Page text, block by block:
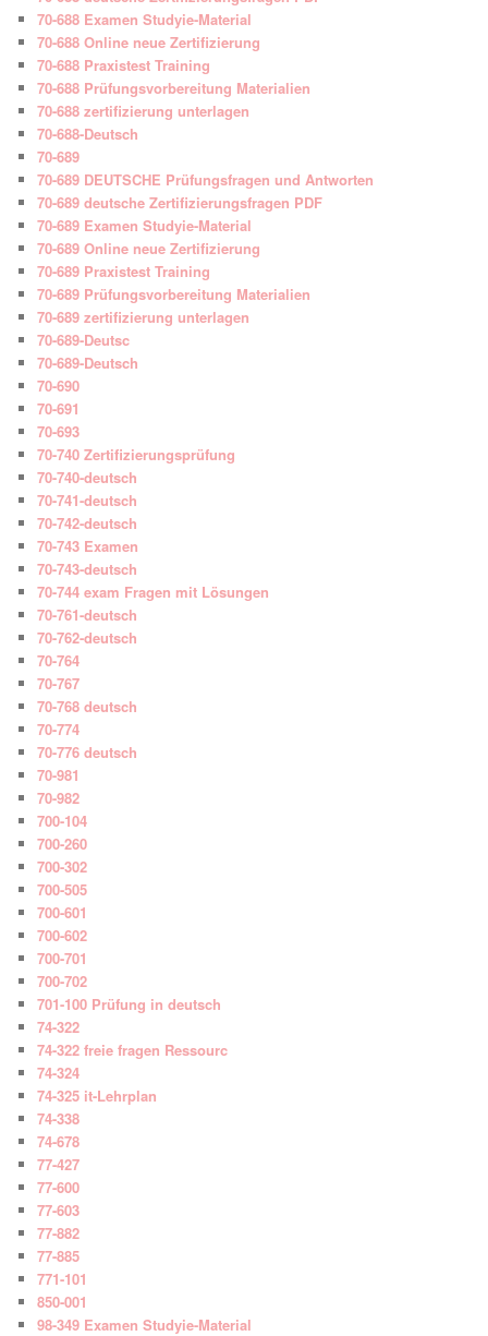
70-688 Examen Studyie-Material
70-688 Online neue Zertifizierung
70-688 Praxistest Training
70-688 Prüfungsvorbereitung Materialien
70-688 zertifizierung unterlagen
70-688-Deutsch
70-689
70-689 DEUTSCHE Prüfungsfragen und Antworten
70-689 deutsche Zertifizierungsfragen PDF
70-689 Examen Studyie-Material
70-689 Online neue Zertifizierung
70-689 Praxistest Training
70-689 Prüfungsvorbereitung Materialien
70-689 zertifizierung unterlagen
70-689-Deutsc
70-689-Deutsch
70-690
70-691
70-693
70-740 Zertifizierungsprüfung
70-740-deutsch
70-741-deutsch
70-742-deutsch
70-743 Examen
70-743-deutsch
70-744 exam Fragen mit Lösungen
70-761-deutsch
70-762-deutsch
70-764
70-767
70-768 deutsch
70-774
70-776 deutsch
70-981
70-982
700-104
700-260
700-302
700-505
700-601
700-602
700-701
700-702
701-100 Prüfung in deutsch
74-322
74-322 freie fragen Ressourc
74-324
74-325 it-Lehrplan
74-338
74-678
77-427
77-600
77-603
77-882
77-885
771-101
850-001
98-349 Examen Studyie-Material